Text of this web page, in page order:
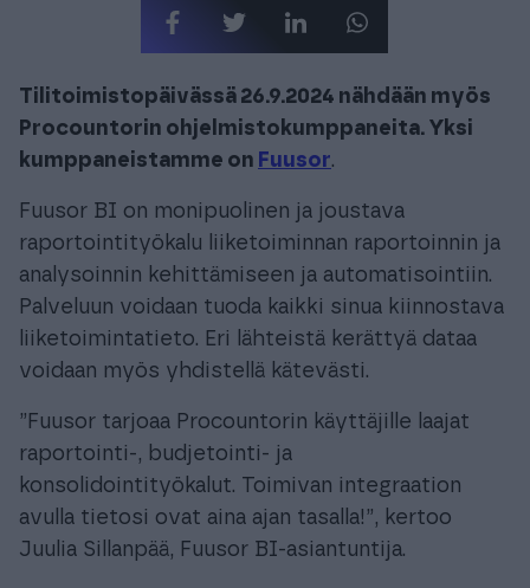
Tilitoimistopäivässä 26.9.2024 nähdään myös
Procountorin ohjelmistokumppaneita. Yksi
kumppaneistamme on Fuusor.
Fuusor BI on monipuolinen ja joustava
raportointityökalu liiketoiminnan raportoinnin ja
analysoinnin kehittämiseen ja automatisointiin.
Palveluun voidaan tuoda kaikki sinua kiinnostava
liiketoimintatieto. Eri lähteistä kerättyä dataa
voidaan myös yhdistellä kätevästi.
”Fuusor tarjoaa Procountorin käyttäjille laajat
raportointi-, budjetointi- ja
konsolidointityökalut. Toimivan integraation
avulla tietosi ovat aina ajan tasalla!”, kertoo
Juulia Sillanpää, Fuusor BI-asiantuntija.